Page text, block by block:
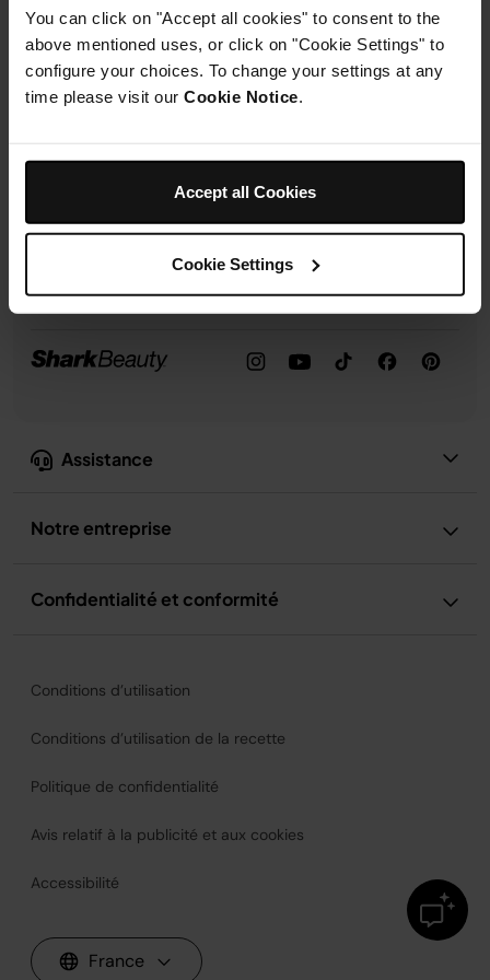
You can click on "Accept all cookies" to consent to the
above mentioned uses, or click on "Cookie Settings" to
configure your choices. To change your settings at any
time please visit our Cookie Notice.
Accept all Cookies
Cookie Settings
Assistance
Notre entreprise
Confidentialité et conformité
politique de confidentialité
pour savoir comment nous utilisons vos
données personnelles et connaître vos droits.
S'inscrire
Conditions d’utilisation
Conditions d’utilisation de la recette
Politique de confidentialité
Avis relatif à la publicité et aux cookies
Accessibilité
France